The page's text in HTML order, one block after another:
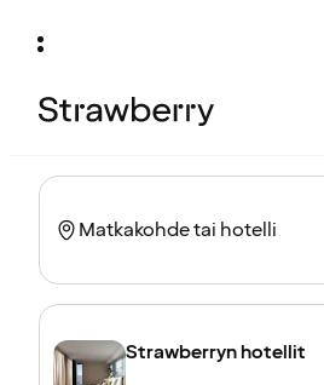
Strawberryn hotellit